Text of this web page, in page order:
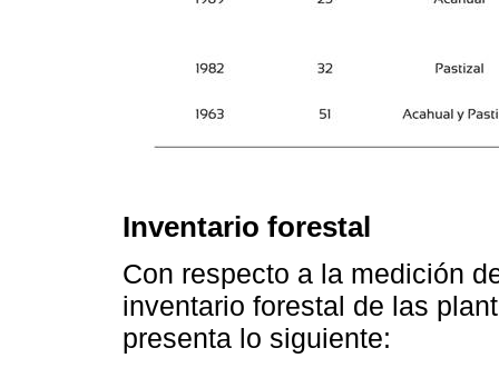
Inventario forestal
Con respecto a la medición
inventario forestal de las
presenta lo siguiente: